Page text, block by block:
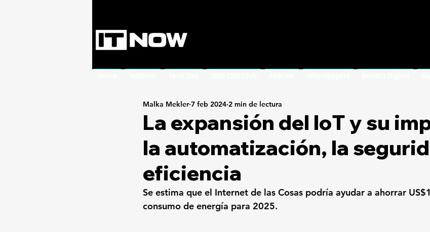
La expansión del IoT y su
la automatización, la
eficiencia
Malka Mekler 7 feb 2024 2 min de lectura
Se estima que el Internet de las Cosas podría ayudar a ahorrar
consumo de energía para 2025.